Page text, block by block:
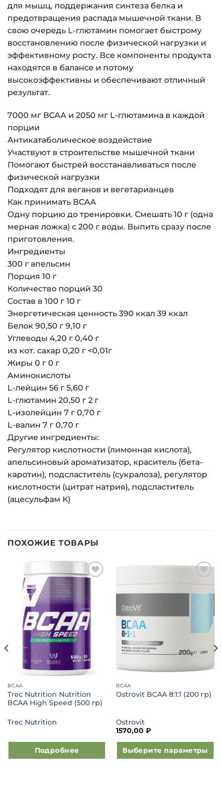
для мышц, поддержания синтеза белка и
предотвращения распада мышечной ткани. В
свою очередь L-глютамин помогает быстрому
восстановлению после физической нагрузки и
эффективному росту. Все компоненты продукта
находятся в балансе и потому
высокоэффективны и обеспечивают отличный
результат.
7000 мг BCAA и 2050 мг L-глютамина в каждой
порции
Антикатаболическое воздействие
Участвуют в строительстве мышечной ткани
Помогают быстрей восстанавливаться после
физической нагрузки
Подходят для веганов и вегетарианцев
Как принимать BCAA
Одну порцию до тренировки. Смешать 10 г (одна
мерная ложка) с 200 г воды. Выпить сразу после
приготовления.
Ингредиенты
300 г апельсин
Порция 10 г
Количество порций 30
Состав в 100 г 10 г
Энергетическая ценность 390 ккал 39 ккал
Белок 90,50 г 9,10 г
Углеводы 4,20 г 0,40 г
из кот. сахар 0,20 г <0,01г
Жиры 0 г 0 г
Аминокислоты
L-лейцин 56 г 5,60 г
L-глютамин 20,50 г 2 г
L-изолейцин 7 г 0,70 г
L-валин 7 г 0,70 г
Другие ингредиенты:
Регулятор кислотности (лимонная кислота),
апельсиновый ароматизатор, краситель (бета-
каротин), подсластитель (сукралоза), регулятор
кислотности (цитрат натрия), подсластитель
(ацесульфам К)
ПОХОЖИЕ ТОВАРЫ
Добавить
в список
желаний
BCAA
Trec Nutrition Nutrition
BCAA High Speed (500 гр)
Trec Nutrition
Подробнее
Добавить
желаний
BCAA
Ostrovit BCAA 8:1:1 (200 гр)
Ostrovit
1570,00 ₽
Выберите параметры